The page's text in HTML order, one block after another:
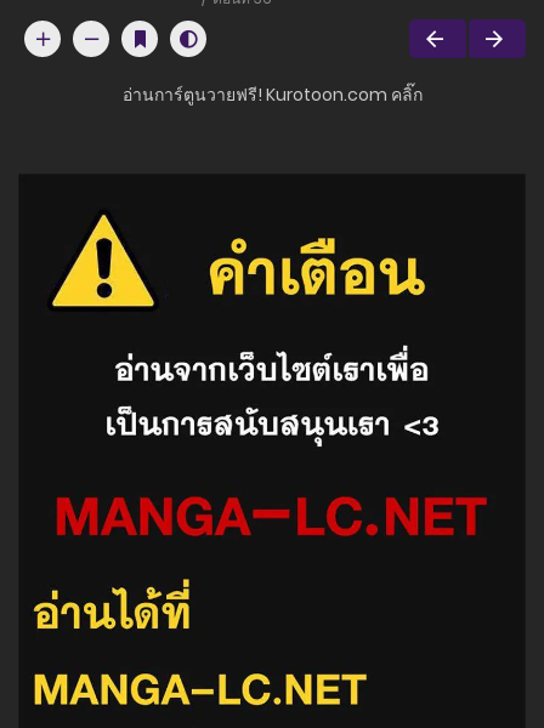
อ่านการ์ตูนวายฟรี! Kurotoon.com คลิ๊ก